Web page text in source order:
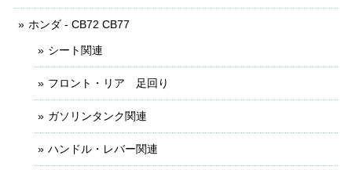
ホンダ - CB72 CB77
シート関連
フロント・リア 足回り
ガソリンタンク関連
ハンドル・レバー関連